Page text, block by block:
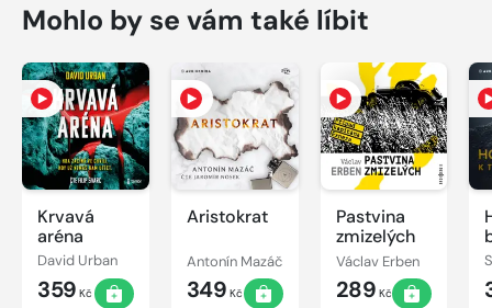
Mohlo by se vám také líbit
Krvavá
aréna
David Urban
359 Kč
Aristokrat
Antonín Mazáč
349 Kč
Pastvina
zmizelých
Václav Erben
289 Kč